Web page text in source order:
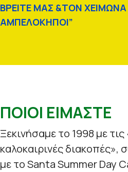
ΒΡΕΙΤΕ ΜΑΣ &ΤΟΝ ΧΕΙΜΩΝΑ
ΑΜΠΕΛΟΚΗΠΟΙ”
ΠΟΙΟΙ ΕΙΜΑΣΤΕ
Ξεκινήσαμε το 1998 με
καλοκαιρινές διακοπές»,
με το Santa Summer Day